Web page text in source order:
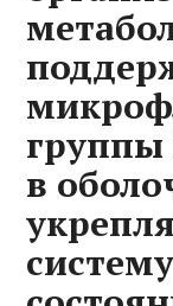
группы
в